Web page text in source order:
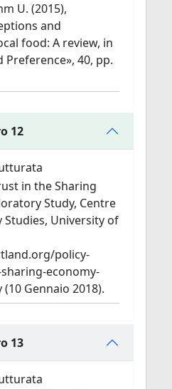
U. (2015),
and
food: A review, in
Preference», 40, pp.
12
in the Sharing
Study, Centre
University of
policy-
economy-
Gennaio 2018).
13